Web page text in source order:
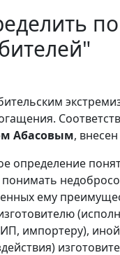
Абасовым,
определение
ему
импортеру),